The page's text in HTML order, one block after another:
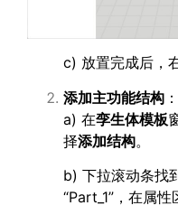
c) 放置完成后，
添加主功能结构 ：
a) 在孪生体模板
择添加结构。
b) 下拉滚动条找
“Part_1”，在属性